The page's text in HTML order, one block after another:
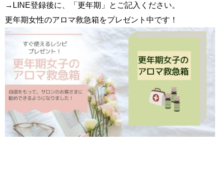
→LINE登録後に、「更年期」とご記入ください。
更年期女性のアロマ救急箱をプレゼント中です！